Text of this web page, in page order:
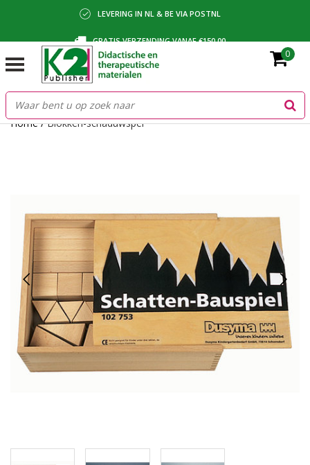
LEVERING IN NL & BE VIA POSTNL
GRATIS VERZENDING VANAF €150,00
BETALING VIA IDEAL, BANCONTACT OF FACTUUR
0
Home/Blokken-schaduwspel